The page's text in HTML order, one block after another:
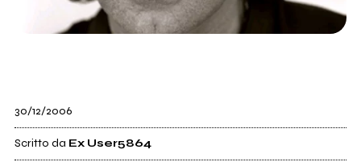
30/12/2006
Scritto da Ex User5864